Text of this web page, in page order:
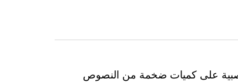
على كميات ضخمة من النصوص